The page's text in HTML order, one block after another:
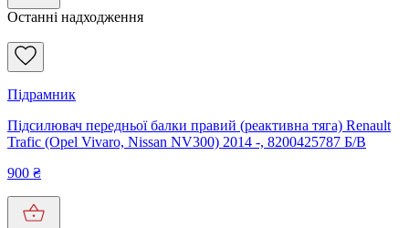
Останні надходження
Підрамник
Підсилювач передньої балки правий (реактивна тяга) Renault
Trafic (Opel Vivaro, Nissan NV300) 2014 -, 8200425787 Б/В
900 ₴